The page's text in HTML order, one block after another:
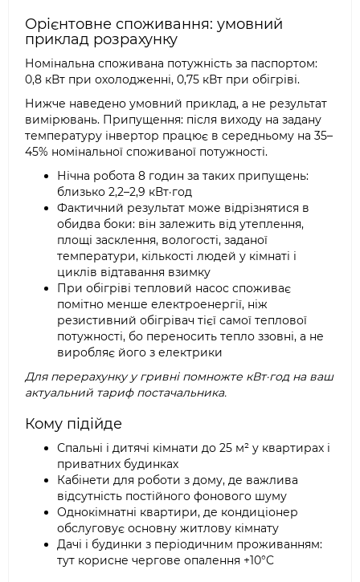
Орієнтовне споживання: умовний
приклад розрахунку
Номінальна споживана потужність за паспортом:
0,8 кВт при охолодженні, 0,75 кВт при обігріві.
Нижче наведено умовний приклад, а не результат
вимірювань. Припущення: після виходу на задану
температуру інвертор працює в середньому на 35–
45% номінальної споживаної потужності.
Нічна робота 8 годин за таких припущень:
близько 2,2–2,9 кВт·год
Фактичний результат може відрізнятися в
обидва боки: він залежить від утеплення,
площі засклення, вологості, заданої
температури, кількості людей у кімнаті і
циклів відтавання взимку
При обігріві тепловий насос споживає
помітно менше електроенергії, ніж
резистивний обігрівач тієї самої теплової
потужності, бо переносить тепло ззовні, а не
виробляє його з електрики
Для перерахунку у гривні помножте кВт·год на ваш
актуальний тариф постачальника.
Кому підійде
Спальні і дитячі кімнати до 25 м² у квартирах і
приватних будинках
Кабінети для роботи з дому, де важлива
відсутність постійного фонового шуму
Однокімнатні квартири, де кондиціонер
обслуговує основну житлову кімнату
Дачі і будинки з періодичним проживанням:
тут корисне чергове опалення +10°C